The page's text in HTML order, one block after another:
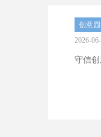
创意
2026-
守信创